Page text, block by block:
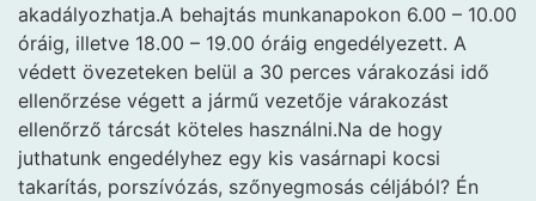
akadályozhatja.A behajtás munkanapokon 6.00 – 10.00
óráig, illetve 18.00 – 19.00 óráig engedélyezett. A
védett övezeteken belül a 30 perces várakozási idő
ellenőrzése végett a jármű vezetője várakozást
ellenőrző tárcsát köteles használni.Na de hogy
juthatunk engedélyhez egy kis vasárnapi kocsi
takarítás, porszívózás, szőnyegmosás céljából? Én